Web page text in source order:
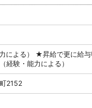
よる） ★昇給で更に給与
験・能力による）
2152